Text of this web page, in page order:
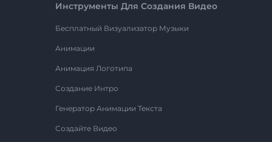
Инструменты Для Создания Видео
Бесплатный Визуализатор Музыки
Анимации
Анимация Логотипа
Создание Интро
Генератор Анимации Текста
Создайте Видео